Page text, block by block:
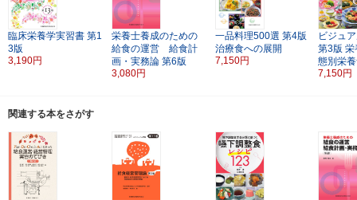
臨床栄養学実習書 第1
3版
3,190円
栄養士養成のための
給食の運営 給食計
画・実務論 第6版
3,080円
一品料理500選 第4版
治療食への展開
7,150円
ビジュ
第3版 栄
態別栄
7,150円
関連する本をさがす